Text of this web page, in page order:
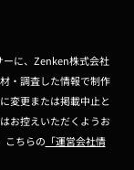
ーに、Zenken株式会社
・調査した情報で制作
変更または掲載中止と
お控えいただくようお
こちらの 「運営会社情